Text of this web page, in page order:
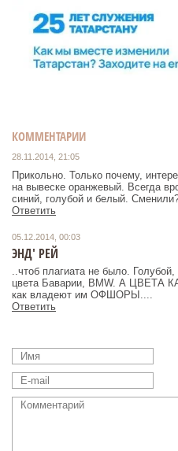
КОММЕНТАРИИ
28.11.2014, 21:05
Прикольно. Только почему,
на вывеске оранжевый. Всегда
синий, голубой и белый.
Ответить
05.12.2014, 00:03
ЭНД' РЕЙ
..чтоб плагиата не было.
цвета Баварии, BMW. А ЦВЕТА
как владеют им ОФШОРЫ....
Ответить